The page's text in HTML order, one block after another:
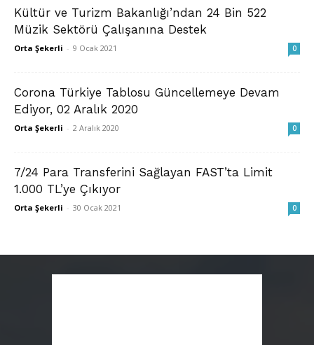
Kültür ve Turizm Bakanlığı’ndan 24 Bin 522
Müzik Sektörü Çalışanına Destek
Orta Şekerli - 9 Ocak 2021 0
Corona Türkiye Tablosu Güncellemeye Devam
Ediyor, 02 Aralık 2020
Orta Şekerli - 2 Aralık 2020 0
7/24 Para Transferini Sağlayan FAST’ta Limit
1.000 TL’ye Çıkıyor
Orta Şekerli - 30 Ocak 2021 0